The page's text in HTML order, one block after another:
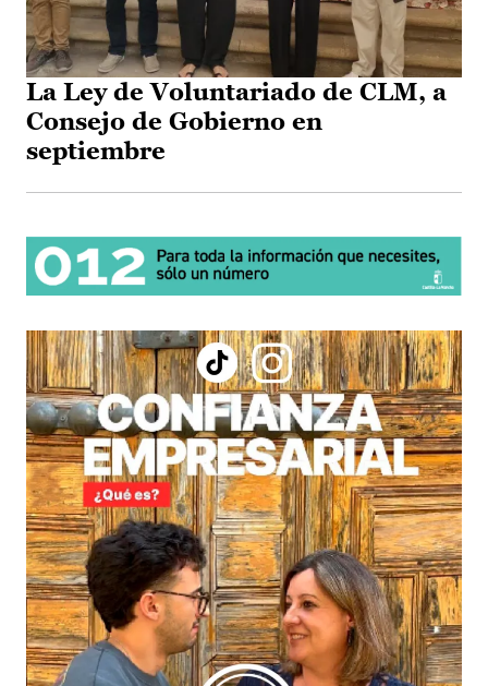
La Ley de Voluntariado de CLM, a
Consejo de Gobierno en
septiembre